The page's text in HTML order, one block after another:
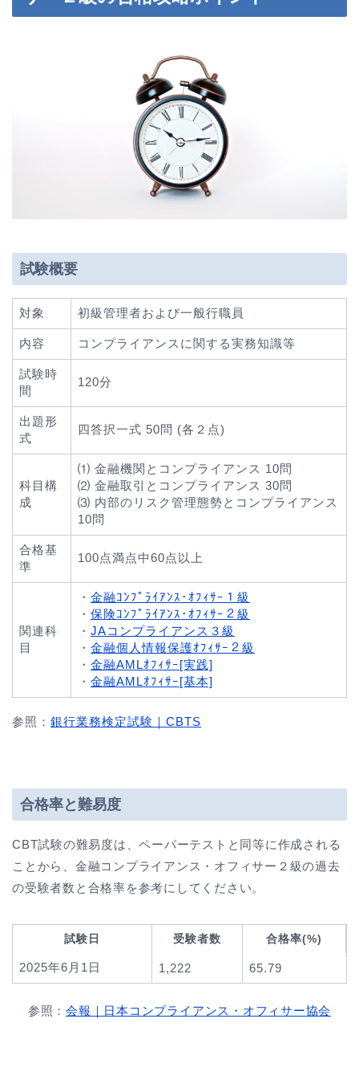
試験概要
対象 初級管理者および一般行職員
内容 コンプライアンスに関する実務知識等
試験時
間
120分
出題形
式
四答択一式 50問 (各２点)
科目構
成
⑴ 金融機関とコンプライアンス 10問
⑵ 金融取引とコンプライアンス 30問
⑶ 内部のリスク管理態勢とコンプライアンス
10問
合格基
準
100点満点中60点以上
関連科
目
・ 金融ｺﾝﾌﾟﾗｲｱﾝｽ･ｵﾌｨｻｰ１級
・ 保険ｺﾝﾌﾟﾗｲｱﾝｽ･ｵﾌｨｻｰ２級
・ JAコンプライアンス３級
・ 金融個人情報保護ｵﾌｨｻｰ２級
・ 金融AMLｵﾌｨｻｰ[実践]
・ 金融AMLｵﾌｨｻｰ[基本]
参照： 銀行業務検定試験｜CBTS
合格率と難易度
CBT試験の難易度は、ペーパーテストと同等に作成される
ことから、金融コンプライアンス・オフィサー２ 級の過去
の受験者数と合格率を参考にしてください。
試験日 受験者数 合格率(%)
2025年6月1日 1,222 65.79
参照：会報｜日本コンプライアンス・オフィサー協会